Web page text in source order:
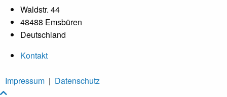
Waldstr. 44
48488 Emsbüren
Deutschland
Kontakt
Impressum | Datenschutz